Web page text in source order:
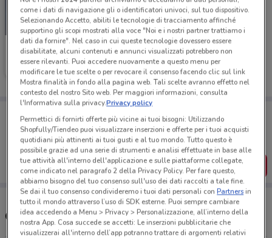
-1 GIORNO
Unieuro
Scade domani 356 m
Puoi trovare le migliori offerte dei negozi vicino a te,
salvarle e creare la tua lista del risparmio, comodamente
dal tuo cellulare.
SCARICA L’APP
Orari e Indirizzi Unieuro
come i dati di navigazione gli o identificatori univoci, sul tuo dispositivo.
Selezionando Accetto, abiliti le tecnologie di tracciamento affinché
supportino gli scopi mostrati alla voce "Noi e i nostri partner trattiamo i
dati da fornire". Nel caso in cui queste tecnologie dovessero essere
disabilitate, alcuni contenuti e annunci visualizzati potrebbero non
essere rilevanti. Puoi accedere nuovamente a questo menu per
modificare le tue scelte o per revocare il consenso facendo clic sul link
Mostra finalità in fondo alla pagina web. Tali scelte avranno effetto nel
contesto del nostro Sito web. Per maggiori informazioni, consulta
l'Informativa sulla privacy.Privacy policy
Permettici di fornirti offerte più vicine ai tuoi bisogni: Utilizzando
Shopfully/Tiendeo puoi visualizzare inserzioni e offerte per i tuoi acquisti
quotidiani più attinenti ai tuoi gusti e al tuo mondo. Tutto questo è
possibile grazie ad una serie di strumenti e analisi effettuate in base alle
tue attività all'interno dell'applicazione e sulle piattaforme collegate,
come indicato nel paragrafo 2 della Privacy Policy. Per fare questo,
abbiamo bisogno del tuo consenso sull'uso dei dati raccolti a tale fine.
Se dai il tuo consenso condivideremo i tuoi dati personali conPartnersin
tutto il mondo attraverso l’uso di SDK esterne. Puoi sempre cambiare
idea accedendo a Menu > Privacy > Personalizzazione, all’interno della
nostra App. Cosa succede se accetti: Le inserzioni pubblicitarie che
visualizzerai all'interno dell’app potranno trattare di argomenti relativi